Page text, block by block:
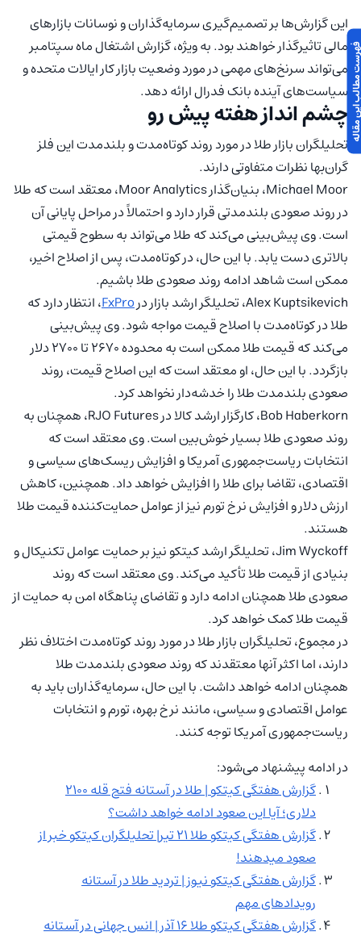
این گزارش‌ها بر تصمیم‌گیری سرمایه‌گذاران و نوسانات بازارهای
مالی تاثیرگذار خواهند بود. به ویژه، گزارش اشتغال ماه سپتامبر
می‌تواند سرنخ‌های مهمی در مورد وضعیت بازار کار ایالات متحده و
سیاست‌های آینده بانک فدرال ارائه دهد.
چشم‌ انداز هفته پیش رو
تحلیلگران بازار طلا در مورد روند کوتاه‌مدت و بلندمدت این فلز
گران‌بها نظرات متفاوتی دارند.
Michael Moor، بنیان‌گذار Moor Analytics، معتقد است که طلا
در روند صعودی بلندمدتی قرار دارد و احتمالاً در مراحل پایانی آن
است. وی پیش‌بینی می‌کند که طلا می‌تواند به سطوح قیمتی
بالاتری دست یابد. با این حال، در کوتاه‌مدت، پس از اصلاح اخیر،
ممکن است شاهد ادامه روند صعودی طلا باشیم.
Alex Kuptsikevich، تحلیلگر ارشد بازار در
FxPro، انتظار دارد که
طلا در کوتاه‌مدت با اصلاح قیمت مواجه شود. وی پیش‌بینی
می‌کند که قیمت طلا ممکن است به محدوده ۲۶۷۰ تا ۲۷۰۰ دلار
بازگردد. با این حال، او معتقد است که این اصلاح قیمت، روند
صعودی بلندمدت طلا را خدشه‌دار نخواهد کرد.
Bob Haberkorn، کارگزار ارشد کالا در RJO Futures، همچنان به
روند صعودی طلا بسیار خوش‌بین است. وی معتقد است که
انتخابات ریاست‌جمهوری آمریکا و افزایش ریسک‌های سیاسی و
اقتصادی، تقاضا برای طلا را افزایش خواهد داد. همچنین، کاهش
ارزش دلار و افزایش نرخ تورم نیز از عوامل حمایت‌کننده قیمت طلا
هستند.
Jim Wyckoff، تحلیلگر ارشد کیتکو نیز بر حمایت عوامل تکنیکال و
بنیادی از قیمت طلا تأکید می‌کند. وی معتقد است که روند
صعودی طلا همچنان ادامه دارد و تقاضای پناهگاه امن به حمایت از
قیمت طلا کمک خواهد کرد.
در مجموع، تحلیلگران بازار طلا در مورد روند کوتاه‌مدت اختلاف نظر
دارند، اما اکثر آنها معتقدند که روند صعودی بلندمدت طلا
همچنان ادامه خواهد داشت. با این حال، سرمایه‌گذاران باید به
عوامل اقتصادی و سیاسی، مانند نرخ بهره، تورم و انتخابات
ریاست‌جمهوری آمریکا توجه کنند.
در ادامه پیشنهاد می‌شود:
گزارش هفتگی کیتکو | طلا در آستانه فتح قله ۲۱۰۰
دلاری؛ آیا این صعود ادامه خواهد داشت؟
گزارش هفتگی کیتکو طلا ۲۱ تیر| تحلیلگران کیتکو خبر از
صعود میدهند!
گزارش هفتگی کیتکو نیوز | تردید طلا در آستانه
رویدادهای مهم
گزارش هفتگی کیتکو طلا ۱۶ آذر | انس جهانی در آستانه
مقاله